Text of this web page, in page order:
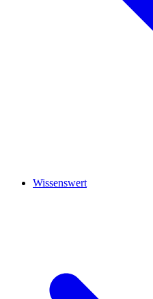
Wissenswert